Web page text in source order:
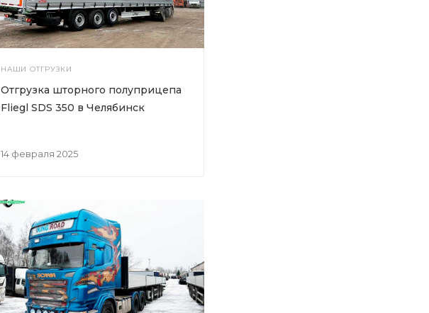
НАШИ ОТГРУЗКИ
14 февраля 2025
Отгрузка шторного полуприцепа
Fliegl SDS 350 в Челябинск